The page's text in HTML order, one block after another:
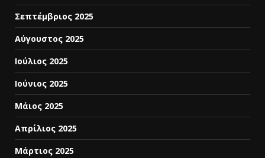
Σεπτέμβριος 2025
Αύγουστος 2025
Ιούλιος 2025
Ιούνιος 2025
Μάιος 2025
Απρίλιος 2025
Μάρτιος 2025